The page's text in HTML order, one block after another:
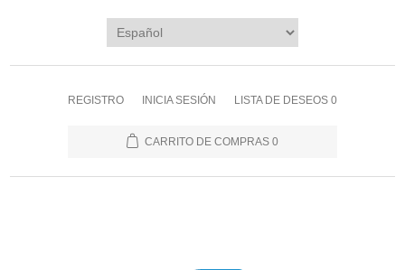
REGISTRO INICIA SESIÓN LISTA DE DESEOS 0
CARRITO DE COMPRAS 0